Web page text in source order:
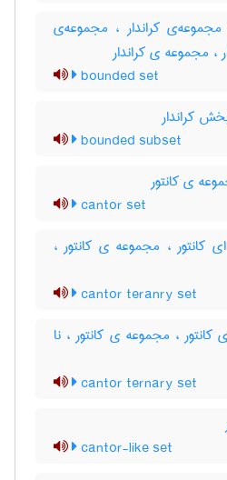
کراندار ، مجموعه‌ی
، مجموعه ی کراندار
bounded set
کراندار
bounded subset
ی کانتور
cantor set
، مجموعه ی کانتور ،
cantor teranry set
، مجموعه ی کانتور ، نا
cantor ternary set
cantor-like set